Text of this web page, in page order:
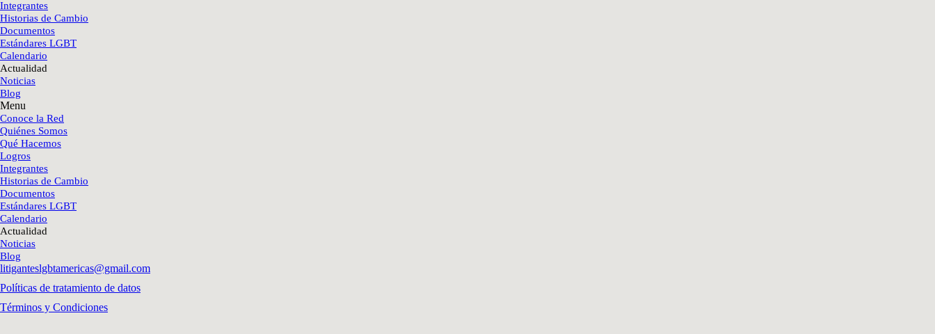
Integrantes
Historias de Cambio
Documentos
Estándares LGBT
Calendario
Actualidad
Noticias
Blog
Menu
Conoce la Red
Quiénes Somos
Qué Hacemos
Logros
Integrantes
Historias de Cambio
Documentos
Estándares LGBT
Calendario
Actualidad
Noticias
Blog
litiganteslgbtamericas@gmail.com
Políticas de tratamiento de datos
Términos y Condiciones